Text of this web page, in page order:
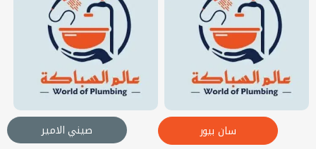
سان بيور صيني الامير